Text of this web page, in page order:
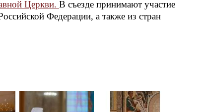
Церкви. В съезде принимают участие
Федерации, а также из стран